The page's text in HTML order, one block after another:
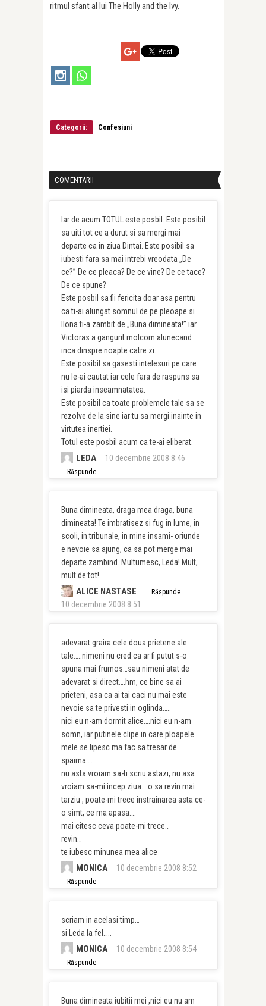
ritmul sfant al lui The Holly and the Ivy.
Categorii: Confesiuni
COMENTARII
Iar de acum TOTUL este posbil. Este posibil
sa uiti tot ce a durut si sa mergi mai
departe ca in ziua Dintai. Este posibil sa
iubesti fara sa mai intrebi vreodata „De
ce?” De ce pleaca? De ce vine? De ce tace?
De ce spune?
Este posbil sa fii fericita doar asa pentru
ca ti-ai alungat somnul de pe pleoape si
Ilona ti-a zambit de „Buna dimineata!” iar
Victoras a gangurit molcom alunecand
inca dinspre noapte catre zi.
Este posibil sa gasesti intelesuri pe care
nu le-ai cautat iar cele fara de raspuns sa
isi piarda inseamnatatea.
Este posibil ca toate problemele tale sa se
rezolve de la sine iar tu sa mergi inainte in
virtutea inertiei.
Totul este posbil acum ca te-ai eliberat.
LEDA 10 decembrie 2008 8:46
Răspunde
Buna dimineata, draga mea draga, buna
dimineata! Te imbratisez si fug in lume, in
scoli, in tribunale, in mine insami- oriunde
e nevoie sa ajung, ca sa pot merge mai
departe zambind. Multumesc, Leda! Mult,
mult de tot!
ALICE NASTASE
10 decembrie 2008 8:51
Răspunde
adevarat graira cele doua prietene ale
tale…..nimeni nu cred ca ar fi putut s-o
spuna mai frumos…sau nimeni atat de
adevarat si direct….hm, ce bine sa ai
prieteni, asa ca ai tai caci nu mai este
nevoie sa te privesti in oglinda…..
nici eu n-am dormit alice….nici eu n-am
somn, iar putinele clipe in care ploapele
mele se lipesc ma fac sa tresar de
spaima….
nu asta vroiam sa-ti scriu astazi, nu asa
vroiam sa-mi incep ziua….o sa revin mai
tarziu , poate-mi trece instrainarea asta ce-
o simt, ce ma apasa….
mai citesc ceva poate-mi trece…
revin…
te iubesc minunea mea alice
MONICA 10 decembrie 2008 8:52
Răspunde
scriam in acelasi timp…
si Leda la fel…..
MONICA 10 decembrie 2008 8:54
Răspunde
Buna dimineata iubitii mei ,nici eu nu am